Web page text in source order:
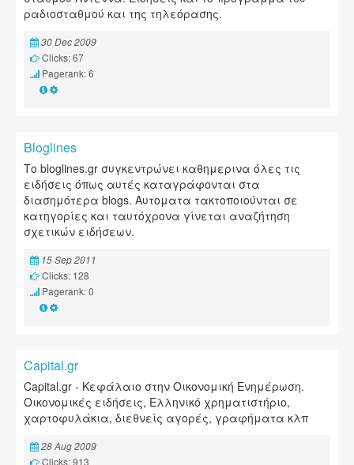
ραδιοσταθμού και της τηλεόρασης.
30 Dec 2009
Clicks: 67
Pagerank: 6
Bloglines
Το bloglines.gr συγκεντρώνει καθημερινα όλες τις
ειδήσεις όπως αυτές καταγράφονται στα
διασημότερα blogs. Αυτοματα τακτοποιούνται σε
κατηγορίες και ταυτόχρονα γίνεται αναζήτηση
σχετικών ειδήσεων.
15 Sep 2011
Clicks: 128
Pagerank: 0
Capital.gr
Capital.gr - Κεφάλαιο στην Οικονομική Ενημέρωση.
Οικονομικές ειδήσεις, Ελληνικό χρηματιστήριο,
χαρτοφυλάκια, διεθνείς αγορές, γραφήματα κλπ
28 Aug 2009
Clicks: 913